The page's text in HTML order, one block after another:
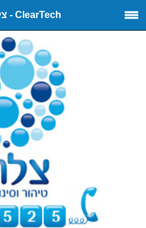
ClearTech - צלול טכנולוגיות...